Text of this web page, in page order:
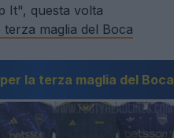
It", questa volta
maglia del Boca
la terza maglia del